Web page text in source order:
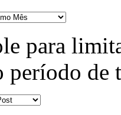
para
período de